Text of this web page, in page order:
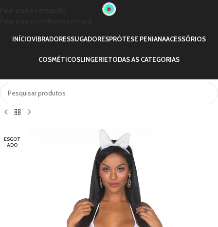
INÍCIOVIBRADORESSUGADORESPRÓTESE PENIANAACESSÓRIOS
COSMÉTICOSLINGERIETODAS AS CATEGORIAS
ESGOT
ADO